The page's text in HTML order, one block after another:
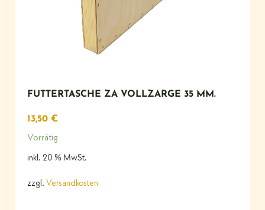
FUTTERTASCHE ZA VOLLZARGE 35 MM.
13,50 €
Vorrätig
inkl. 20 % MwSt.
zzgl. Versandkosten